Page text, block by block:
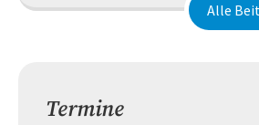
Alle
Termine